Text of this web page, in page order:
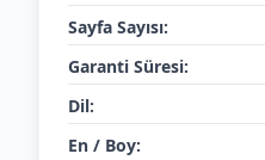
Sayfa Sayısı:
Garanti Süresi:
Dil:
En / Boy: